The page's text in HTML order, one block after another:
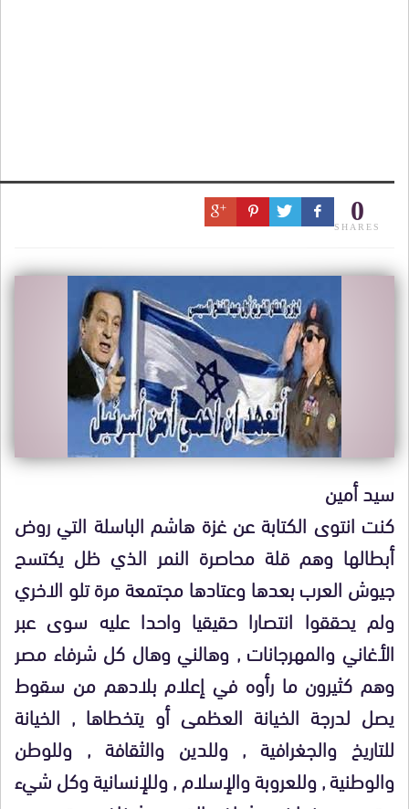
0
SHARES
سيد أمين
كنت انتوى الكتابة عن غزة هاشم الباسلة التي روض
أبطالها وهم قلة محاصرة النمر الذي ظل يكتسح
جيوش العرب بعدها وعتادها مجتمعة مرة تلو الاخري
ولم يحققوا انتصارا حقيقيا واحدا عليه سوى عبر
الأغاني والمهرجانات , وهالني وهال كل شرفاء مصر
وهم كثيرون ما رأوه في إعلام بلادهم من سقوط
يصل لدرجة الخيانة العظمى أو يتخطاها , الخيانة
للتاريخ والجغرافية , وللدين والثقافة , وللوطن
والوطنية , وللعروبة والإسلام , وللإنسانية وكل شيء